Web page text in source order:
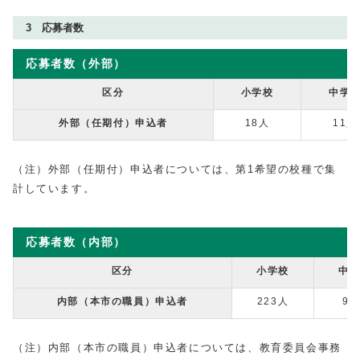
3 応募者数
応募者数（外部）
区分 小学校 中学
外部（任期付）申込者 18人 11人
（注）外部（任期付）申込者については、第1希望の校種で集
計しています。
応募者数（内部）
区分 小学校 中
内部（本市の職員）申込者 223人 97
（注）内部（本市の職員）申込者については、教育委員会事務